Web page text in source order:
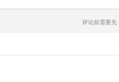
评论前需要先